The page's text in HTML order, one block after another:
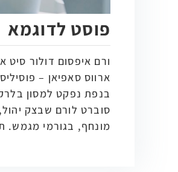
פוסט לדוגמא
ורם איפסום דולור סיט
ארווס סאפיאן –
בנפת נפקט למסון
סוברט לורם שבצק
מונחף, בגורמי מגמש.